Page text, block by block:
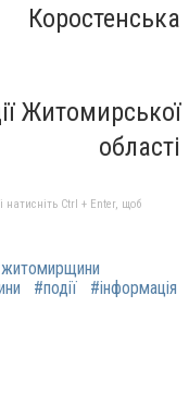
Коростенська
Житомирської
області
натисніть Ctrl + Enter, щоб
житомирщини
#події #інформація